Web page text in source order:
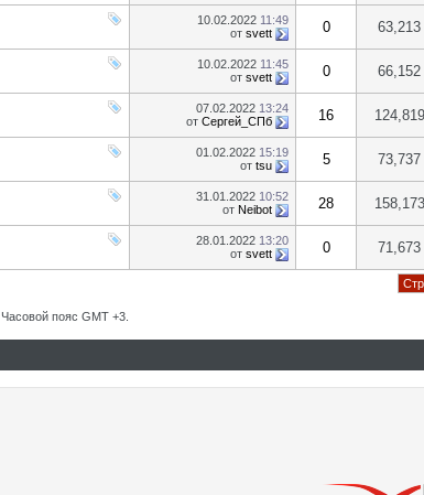
10.02.2022 11:49
от svett 0 63,213
10.02.2022 11:45
от svett 0 66,152
07.02.2022 13:24
от Сергей_СПб 16 124,819
01.02.2022 15:19
от tsu 5 73,737
31.01.2022 10:52
от Neibot 28 158,173
28.01.2022 13:20
от svett 0 71,673
. Часовой пояс GMT +3.